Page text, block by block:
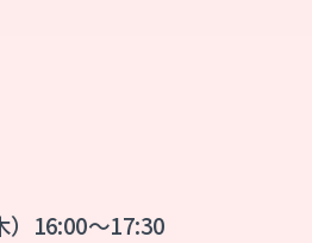
）16:00～17:30